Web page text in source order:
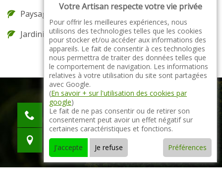
Paysagiste Le Compas
Jardinier Le Compas
indisponible
indisponible
indisponible
Votre Artisan respecte votre vie privée
Pour offrir les meilleures expériences, nous
utilisons des technologies telles que les cookies
pour stocker et/ou accéder aux informations des
appareils. Le fait de consentir à ces technologies
nous permettra de traiter des données telles que
le comportement de navigation. Les informations
relatives à votre utilisation du site sont partagées
avec Google.
(En savoir + sur l'utilisation des cookies par
google)
Le fait de ne pas consentir ou de retirer son
consentement peut avoir un effet négatif sur
certaines caractéristiques et fonctions.
J'accepte
Je refuse Préférences